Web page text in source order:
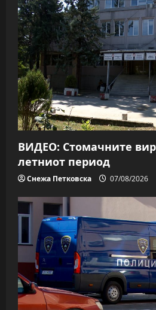
ВИДЕО: Стомачните
летниот период
Снежа Петковска 07/08/2026